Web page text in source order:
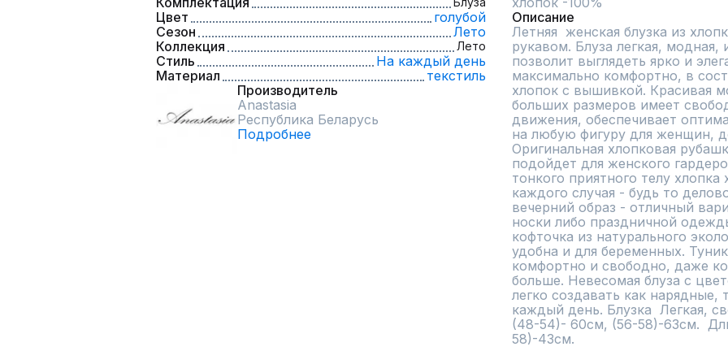
Цвет
голубой
Сезон
Лето
Коллекция
Лето
Стиль
На каждый день
Материал
текстиль
Производитель
Anastasia
Республика Беларусь
Подробнее
Описание
Летняя  женская блузка из
рукавом. Блуза легкая,
позволит выглядеть ярко и
максимально комфортно, в
хлопок с вышивкой. Красивая
больших размеров имеет
движения, обеспечивает
на любую фигуру для женщин,
Оригинальная хлопковая
подойдет для женского
тонкого приятного телу
каждого случая - будь то
вечерний образ - отличный
носки либо праздничной
кофточка из натурального
удобна и для беременных.
комфортно и свободно, даже
больше. Невесомая блуза с
легко создавать как нарядные,
каждый день. Блузка  Легкая,
(48-54)- 60см, (56-58)-63см.
58)-43см.